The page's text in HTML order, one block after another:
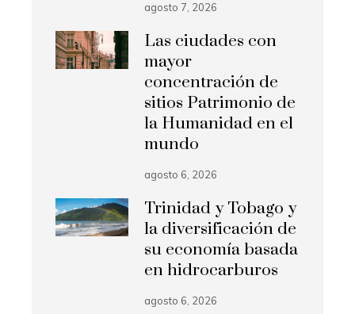
agosto 7, 2026
Las ciudades con
mayor
concentración de
sitios Patrimonio de
la Humanidad en el
mundo
agosto 6, 2026
Trinidad y Tobago y
la diversificación de
su economía basada
en hidrocarburos
agosto 6, 2026